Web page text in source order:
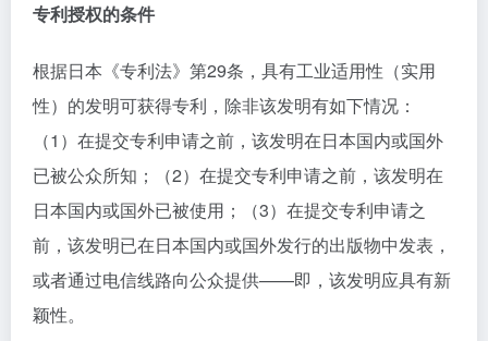
专利授权的条件
根据日本《专利法》第29条，具有工业适用性（实用
性）的发明可获得专利，除非该发明有如下情况：
（1）在提交专利申请之前，该发明在日本国内或国外
已被公众所知；（2）在提交专利申请之前，该发明在
日本国内或国外已被使用；（3）在提交专利申请之
前，该发明已在日本国内或国外发行的出版物中发表，
或者通过电信线路向公众提供——即，该发明应具有新
颖性。